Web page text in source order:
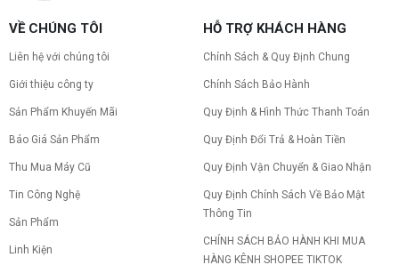
máy giật lag, giảm tuổi thọ? Tìm hiểu ngay
hoạt động êm ái.
CPU AMD Ryzen 7 7700X3D full box mới
CPU AMD Ryzen 7 7700X3D chính thức ra mắt
hiệu năng chơi game vượt trội. Khám phá chi tiết
FPS thường gặp
PC gaming bị tụt FPS sau một thời gian? Tìm hiểu
và cách kiểm tra, khắc phục từng bước tại Vi Tính
Nguyễn Thắng.
VỀ CHÚNG TÔI
Liên hệ với chúng tôi
Giới thiệu công ty
Sản Phẩm Khuyến Mãi
Báo Giá Sản Phẩm
Thu Mua Máy Cũ
Tin Công Nghệ
Sản Phẩm
Linh Kiện
HỖ TRỢ KHÁCH HÀNG
Chính Sách & Quy Định Chung
Chính Sách Bảo Hành
Quy Định & Hình Thức Thanh Toán
Quy Định Đổi Trả & Hoàn Tiền
Quy Định Vận Chuyển & Giao Nhận
Quy Định Chính Sách Về Bảo Mật
Thông Tin
CHÍNH SÁCH BẢO HÀNH KHI MUA
HÀNG KÊNH SHOPEE TIKTOK